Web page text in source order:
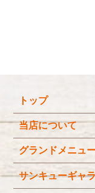
トップ
当店について
グランドメニュ
サンキューギャ